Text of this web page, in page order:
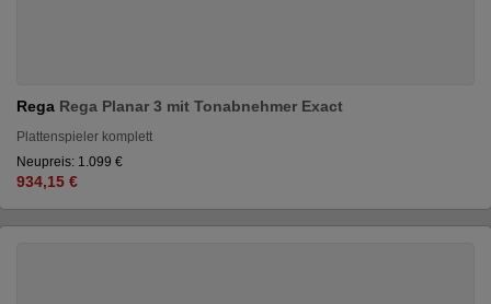
Rega Rega Planar 3 mit Tonabnehmer Exact
Plattenspieler komplett
Neupreis: 1.099 €
934,15 €